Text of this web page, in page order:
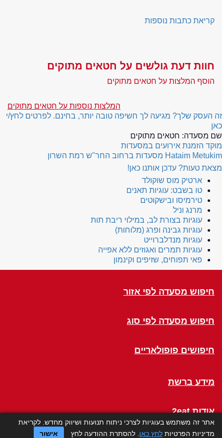
קריאת כתבות נוספות
חוות דעת גולשים על חטאים מתוקים
הוסף המלצות על חטאים מתוקים
המלצות נוספות על חטאים מתוקים
זה העסק שלך? מגיעה לך חשיפה טובה יותר, בחינם. לפרטים לחץ/י
כאן
שם מסעדה: חטאים מתוקים
מוקד הזמנת אירועים במסעדות
Hataim Metukim מסעדות ברחוב החר"ש רמת השרון
מצאת טעות? עדכן אותנו כאן!
ארטיק מוס שוקולד
טו בשבט: עוגיות תאנים
טירמיסו ובישקוטים
מרנג וניל
עוגיות בצורת לב, במילוי ריבת תות
עוגיות גבינה ופרג (מלוחות)
עוגיות מנדלברוייט
עוגיות תמרים ואגוזים ללא אפייה
פאי תפוחים, שזיפים וקינמון
חיפוש מסעדה לפי אזור
חיפוש מסעדה לפי סוג
חיפושים פופולאריים
מידע ברשת
אודות 2eat
אתר זה משתמש בעוגיות לצרכי ניתוח תנועות ושיווק מחדש. לקריאת
מדיניות הפרטיות לחץ כאן . להסתרת ההודעה לחץ אישור